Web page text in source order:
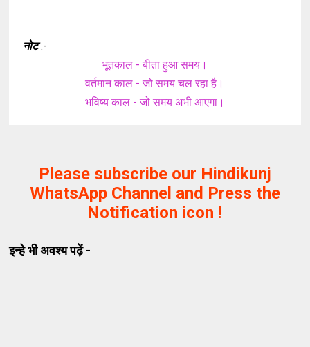
नोट:-
भूतकाल -बीता हुआ समय ।
वर्तमान काल -जो समय चल रहा है ।
भविष्य काल-जो समय अभी आएगा।
Please subscribe our Hindikunj
WhatsApp Channel and Press the
Notification icon !
इन्हे भी अवश्य पढ़ें -